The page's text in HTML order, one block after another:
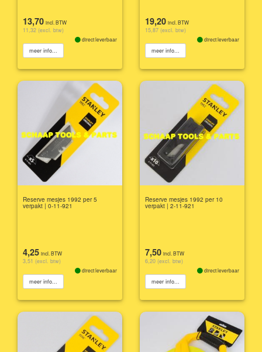
13,70 incl. BTW
11,32 (excl. btw)
direct leverbaar
meer info...
19,20 incl. BTW
15,87 (excl. btw)
direct leverbaar
meer info...
Reserve mesjes 1992 per 5
verpakt | 0-11-921
4,25 incl. BTW
3,51 (excl. btw)
direct leverbaar
meer info...
Reserve mesjes 1992 per 10
verpakt | 2-11-921
7,50 incl. BTW
6,20 (excl. btw)
direct leverbaar
meer info...